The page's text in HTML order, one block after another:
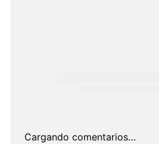
Cargando comentarios…